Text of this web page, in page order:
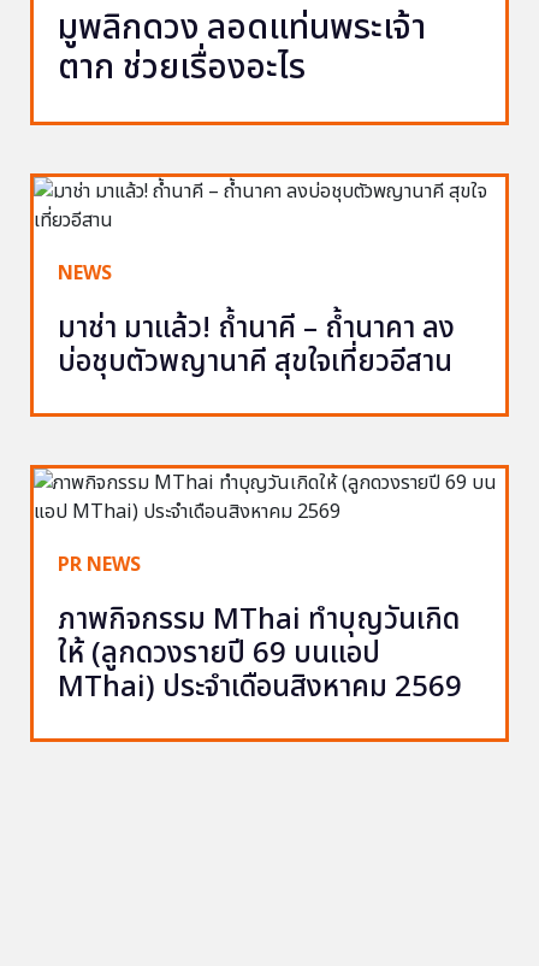
มูพลิกดวง ลอดแท่นพระเจ้า
ตาก ช่วยเรื่องอะไร
NEWS
มาช่า มาแล้ว! ถ้ำนาคี – ถ้ำนาคา ลง
บ่อชุบตัวพญานาคี สุขใจเที่ยวอีสาน
PR NEWS
ภาพกิจกรรม MThai ทำบุญวันเกิด
ให้ (ลูกดวงรายปี 69 บนแอป
MThai) ประจำเดือนสิงหาคม 2569